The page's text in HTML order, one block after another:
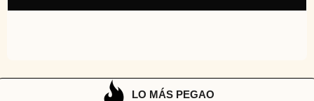
LO MÁS PEGAO